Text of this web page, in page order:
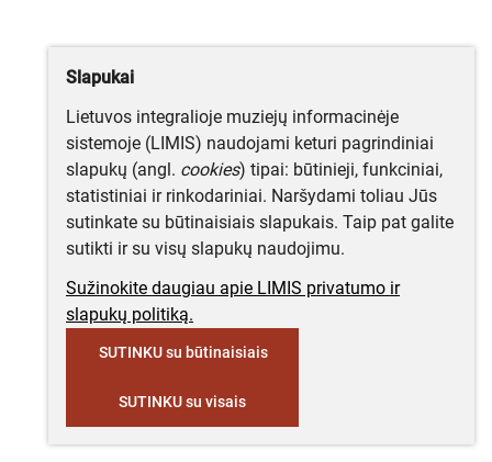
Slapukai
Lietuvos integralioje muziejų informacinėje
sistemoje (LIMIS) naudojami keturi pagrindiniai
slapukų (angl. cookies) tipai: būtinieji, funkciniai,
statistiniai ir rinkodariniai. Naršydami toliau Jūs
sutinkate su būtinaisiais slapukais. Taip pat galite
sutikti ir su visų slapukų naudojimu.
Sužinokite daugiau apie LIMIS privatumo ir
slapukų politiką.
SUTINKU su būtinaisiais
SUTINKU su visais